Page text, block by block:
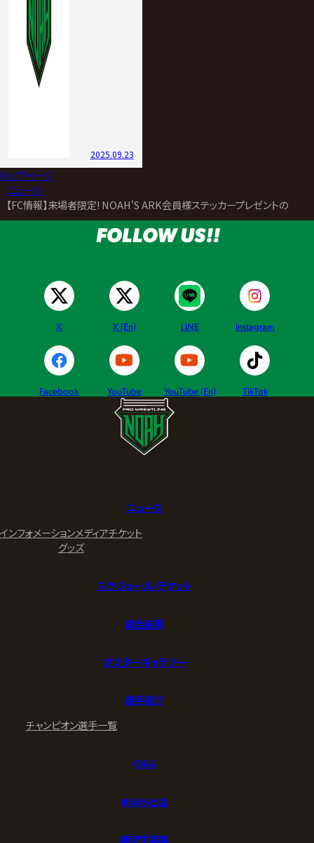
2025.09.23
トップページ
ニュース
【FC情報】来場者限定! NOAH'S ARK会員様ステッカープレゼントのお知
FOLLOW US!!
X X (En) LINE Instagram
Facebook YouTube YouTube (En) TikTok
ニュース
インフォメーションメディアチケット
グッズ
スケジュール/チケット
試合結果
ポスターギャラリー
選手紹介
チャンピオン選手一覧
Q&A
NOAHとは
練習生募集